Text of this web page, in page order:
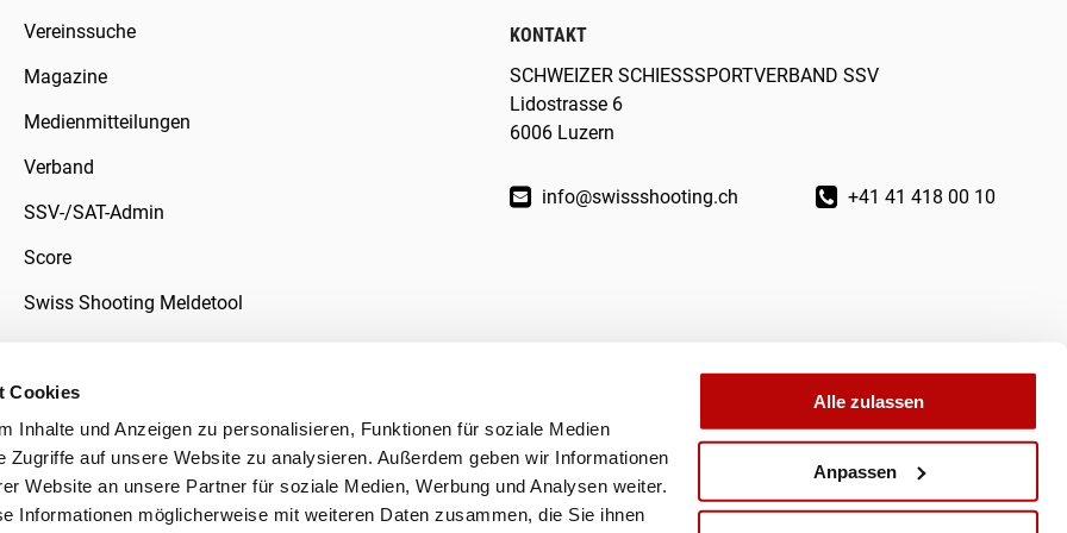
Cookies
Inhalte und Anzeigen zu personalisieren, Funktionen für soziale Medien
Zugriffe auf unsere Website zu analysieren. Außerdem geben wir Informationen
Website an unsere Partner für soziale Medien, Werbung und Analysen weiter.
Informationen möglicherweise mit weiteren Daten zusammen, die Sie ihnen
Alle zulassen
Anpassen
Vereinssuche
Magazine
Medienmitteilungen
Verband
SSV-/SAT-Admin
Score
Swiss Shooting Meldetool
KONTAKT
SCHWEIZER SCHIESSSPORTVERBAND SSV
Lidostrasse 6
6006 Luzern
info@swissshooting.ch +41 41 418 00 10